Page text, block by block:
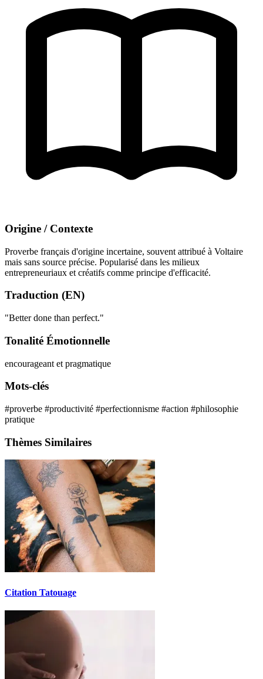
Origine / Contexte
Proverbe français d'origine incertaine, souvent attribué à Voltaire
mais sans source précise. Popularisé dans les milieux
entrepreneuriaux et créatifs comme principe d'efficacité.
Traduction (EN)
"Better done than perfect."
Tonalité Émotionnelle
encourageant et pragmatique
Mots-clés
#proverbe #productivité #perfectionnisme #action #philosophie
pratique
Thèmes Similaires
Citation Tatouage